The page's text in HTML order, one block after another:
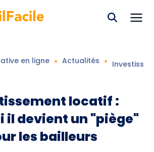
en ligne Actualités
locatif :
il devient un "piège"
les bailleurs